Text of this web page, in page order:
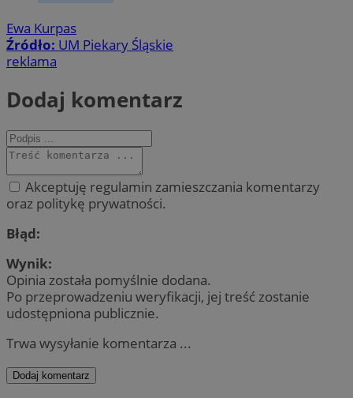
Ewa Kurpas
Źródło: UM Piekary Śląskie
reklama
Dodaj komentarz
Akceptuję regulamin zamieszczania komentarzy
oraz politykę prywatności.
Błąd:
Wynik:
Opinia została pomyślnie dodana.
Po przeprowadzeniu weryfikacji, jej treść zostanie
udostępniona publicznie.
Trwa wysyłanie komentarza ...
Dodaj komentarz